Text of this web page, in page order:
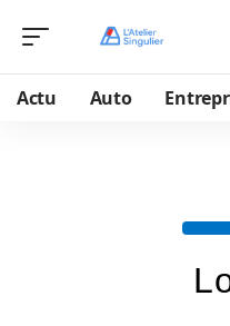
Actu Auto